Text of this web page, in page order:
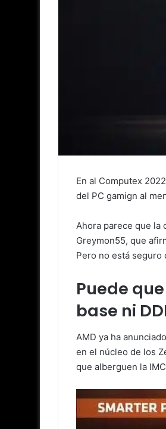
En al Computex
del PC gamign al
Ahora parece que la
Greymon55, que
Pero no está seguro
Puede
base ni
AMD ya ha
en el núcleo de los
que alberguen la